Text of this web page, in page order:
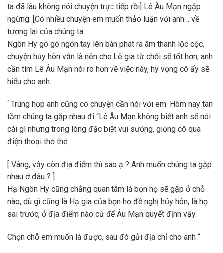
ta đã lâu không nói chuyện trực tiếp rồi] Lê Âu Mạn ngập
ngừng. [Có nhiều chuyện em muốn thảo luận với anh… về
tương lai của chúng ta.
Ngôn Hy gõ gõ ngón tay lên bàn phát ra âm thanh lộc cộc,
chuyện hủy hôn vẫn là nên cho Lê gia từ chối sẽ tốt hơn, anh
cần tìm Lê Âu Mạn nói rõ hơn về việc này, hy vọng cô ấy sẽ
hiểu cho anh.
‘ Trùng hợp anh cũng có chuyện cần nói với em. Hôm nay tan
tầm chúng ta gặp nhau đi “Lê Âu Mạn không biết anh sẽ nói
cái gì nhưng trong lòng đặc biệt vui sướng, giọng cô qua
điện thoại thỏ thẻ
[ Vâng, vậy còn địa điểm thì sao ạ ? Anh muốn chúng ta gặp
nhau ở đâu ? ]
Hạ Ngôn Hy cũng chẳng quan tâm là bọn họ sẽ gặp ở chỗ
nào, dù gì cũng là Hạ gia của bọn họ đề nghị hủy hôn, là họ
sai trước, ở địa điểm nào cứ để Âu Mạn quyết định vậy.
Chọn chỗ em muốn là được, sau đó gửi địa chỉ cho anh “